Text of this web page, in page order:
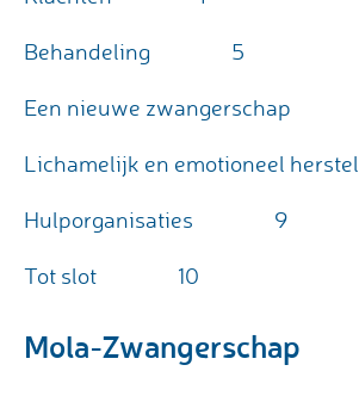
Behandeling
5
Een nieuwe zwangerschap
Lichamelijk en emotioneel herstel
Hulporganisaties
9
Tot slot
10
Mola-Zwangerschap